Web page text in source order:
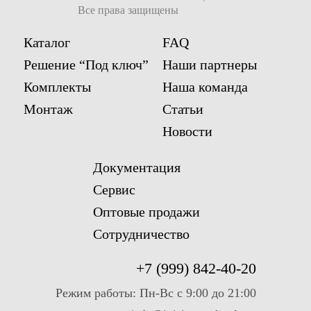
Email
Телефон
Я ознакомился (ознакомилась) с
Условиями предоставления услуг и
принимаю их
Все права защищены
Каталог
Решение “Под ключ”
Комплекты
Монтаж
FAQ
Наши партнеры
Наша команда
Статьи
Новости
Документация
Сервис
Оптовые продажи
Сотрудничество
+7 (999) 842-40-20
Режим работы: Пн-Вс с 9:00 до 21:00